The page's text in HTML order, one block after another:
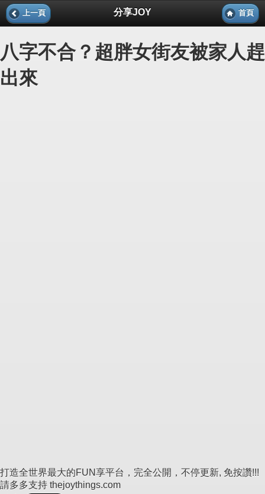
上一頁 分享JOY 首頁
八字不合？超胖女街友被家人趕
出來
打造全世界最大的FUN享平台，完全公開，不停更新, 免按讚!!!
請多多支持 thejoythings.com